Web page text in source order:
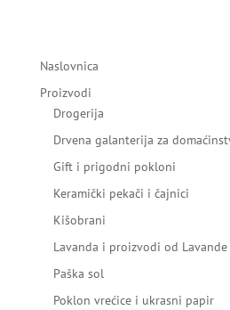
Naslovnica
Proizvodi
Drogerija
Drvena galanterija za
Gift i prigodni pokloni
Keramički pekači i čajnici
Kišobrani
Lavanda i proizvodi od Lavande
Paška sol
Poklon vrećice i ukrasni papir